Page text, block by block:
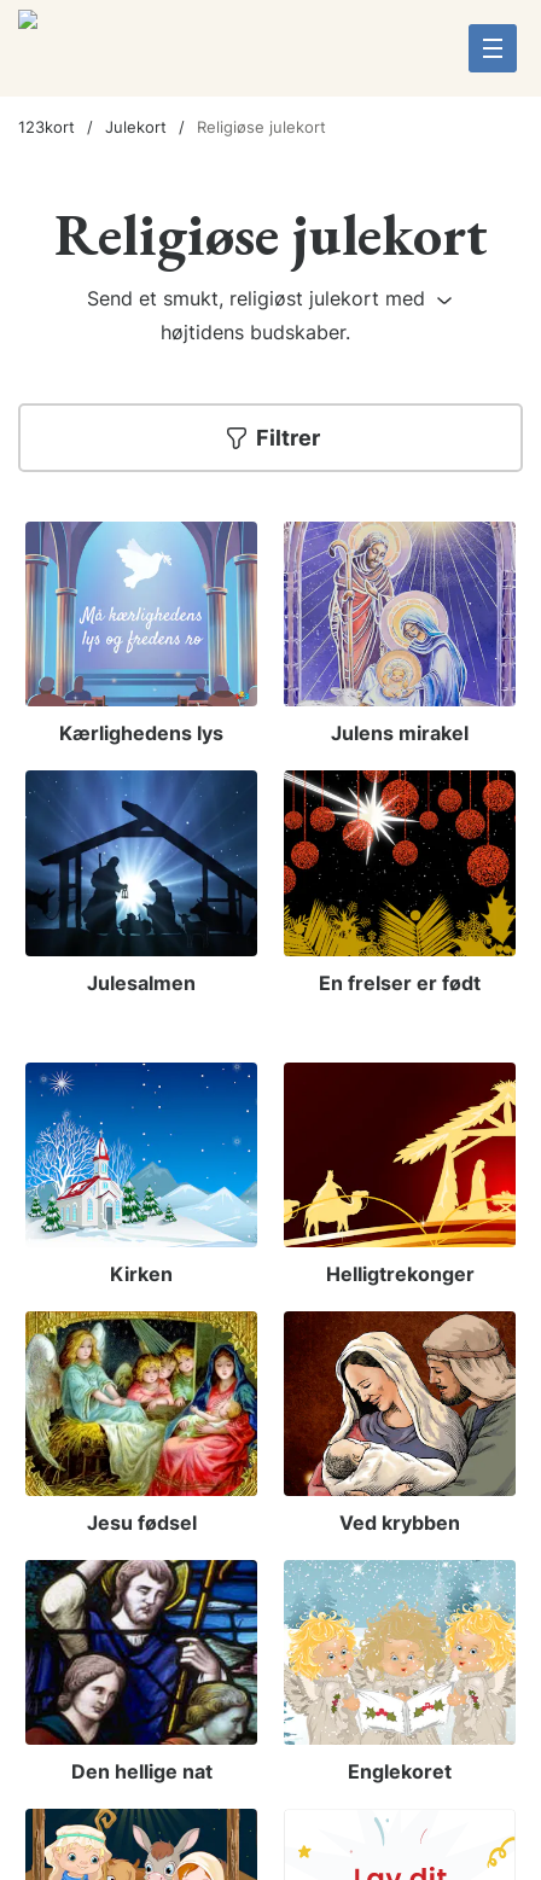
123kort Julekort Religiøse julekort
Religiøse julekort
Send et smukt, religiøst julekort med
højtidens budskaber.
Filtrer
Kærlighedens lys Julens mirakel
Julesalmen En frelser er født
Kirken Helligtrekonger
Jesu fødsel Ved krybben
Den hellige nat Englekoret